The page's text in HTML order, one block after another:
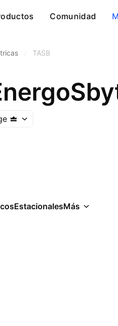
Comunidad
TASB
EstacionalesMás